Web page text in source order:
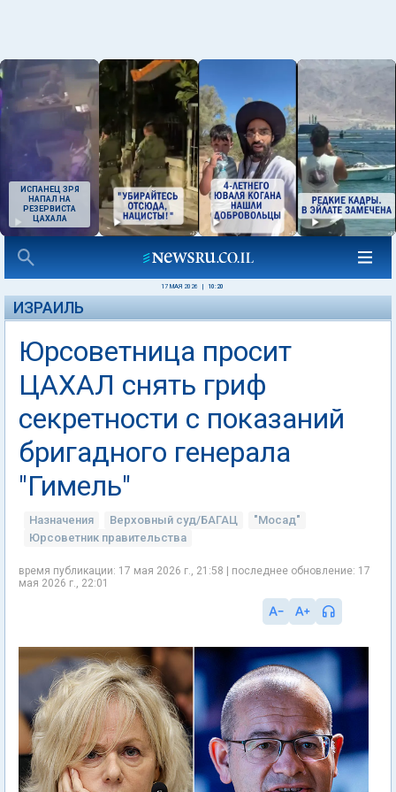
ИСПАНЕЦ ЗРЯ
НАПАЛ НА
РЕЗЕРВИСТА
ЦАХАЛА
17 МАЯ 2026 10:20
ИЗРАИЛЬ
Юрсоветница просит
ЦАХАЛ снять гриф
секретности с показаний
бригадного генерала
"Гимель"
Назначения Верховный суд/БАГАЦ
"Мосад"
Юрсоветник правительства
время публикации: 17 мая 2026 г., 21:58 | последнее обновление: 17
мая 2026 г., 22:01